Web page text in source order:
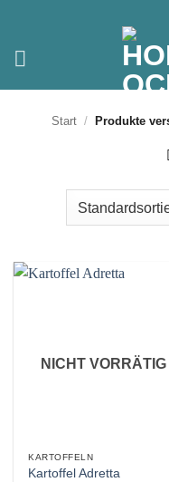
springen
Start / Produkte
NICHT VORRÄTIG
KARTOFFELN
Kartoffel Adretta